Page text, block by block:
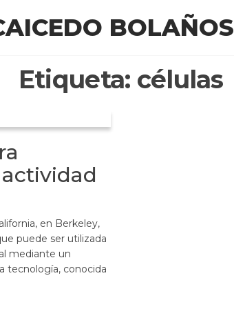
BOLAÑOS
Etiqueta: células
en Berkeley,
puede ser utilizada
mediante un
tecnología, conocida